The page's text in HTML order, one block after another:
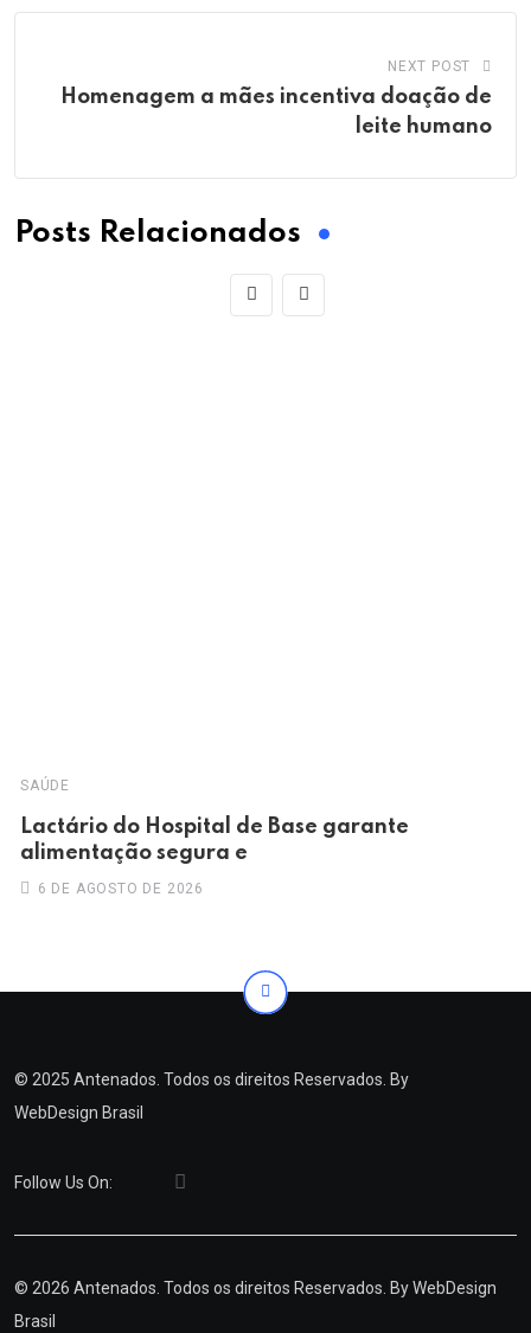
NEXT POST
Homenagem a mães incentiva doação de
leite humano
Posts Relacionados
SAÚDE
Lactário do Hospital de Base garante
alimentação segura e
6 DE AGOSTO DE 2026
© 2025 Antenados. Todos os direitos Reservados. By
WebDesign Brasil
Follow Us On:
© 2026 Antenados. Todos os direitos Reservados. ByWebDesign
Brasil